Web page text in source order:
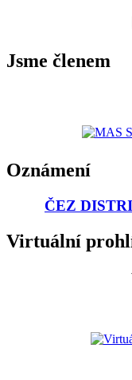
Jsme členem
Oznámení
ČEZ
Virtuální